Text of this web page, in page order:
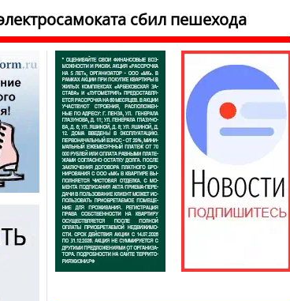
сбил пешехода
Печать